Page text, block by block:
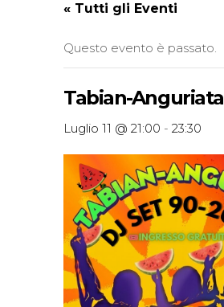
« Tutti gli Eventi
Questo evento è passato.
Tabian-Anguriata
Luglio 11 @ 21:00 - 23:30